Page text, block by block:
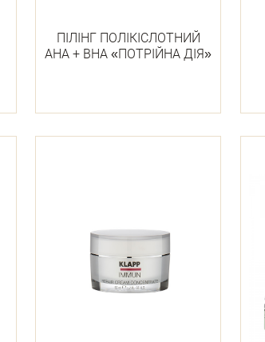
ПІЛІНГ ПОЛІКІСЛОТНИЙ
АНА + ВНА «ПОТРІЙНА ДІЯ»